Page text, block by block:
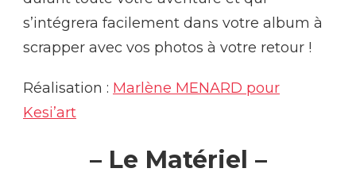
s’intégrera facilement dans votre album à
scrapper avec vos photos à votre retour !
Réalisation : Marlène MENARD pour
Kesi’art
– Le Matériel –